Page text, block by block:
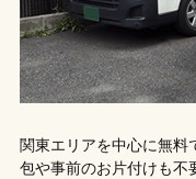
関東エリアを中心に無料
包や事前のお片付けも不